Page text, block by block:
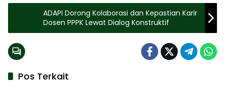
ADAPI Dorong Kolaborasi dan Kepastian Karir
Dosen PPPK Lewat Dialog Konstruktif
Pos Terkait